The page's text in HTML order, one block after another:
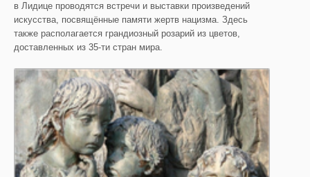
в Лидице проводятся встречи и выставки произведений
искусства, посвящённые памяти жертв нацизма. Здесь
также располагается грандиозный розарий из цветов,
доставленных из 35-ти стран мира.